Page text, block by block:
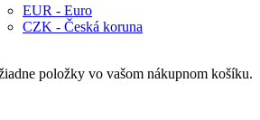
EUR - Euro
CZK - Česká koruna
položky vo vašom nákupnom košíku.